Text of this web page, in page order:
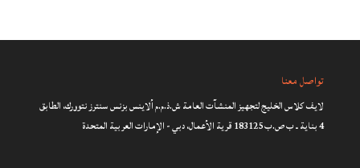
تواصل معنا
لايف كلاس الخليج لتجهيز المنشآت العامة ش.ذ.م.م ألاينس بزنس سنترز نتوورك، الطابق
4 بناية ـ ب ص.ب 183125 قرية الأعمال، دبي - الإمارات العربية المتحدة